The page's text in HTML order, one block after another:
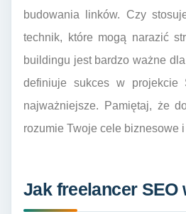
budowania linków. Czy
technik, które mogą narazić
buildingu jest bardzo ważne
definiuje sukces w
najważniejsze. Pamiętaj, że
rozumie Twoje cele biznesowe
Jak freelancer SEO